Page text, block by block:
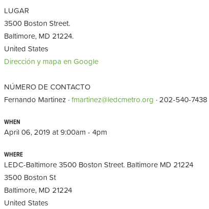
LUGAR
3500 Boston Street.
Baltimore, MD 21224.
United States
Dirección y mapa en Google
NÚMERO DE CONTACTO
Fernando Martinez ·fmartinez@ledcmetro.org · 202-540-7438
WHEN
April 06, 2019 at 9:00am - 4pm
WHERE
LEDC-Baltimore 3500 Boston Street. Baltimore MD 21224
3500 Boston St
Baltimore, MD 21224
United States